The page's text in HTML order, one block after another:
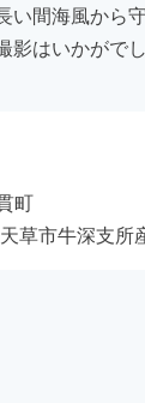
い間海風から
はいかがでし
町
草市牛深支所